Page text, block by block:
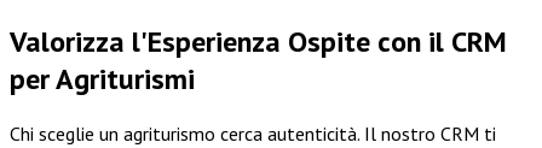
Valorizza l'Esperienza Ospite con il CRM
per Agriturismi
Chi sceglie un agriturismo cerca autenticità. Il nostro CRM ti